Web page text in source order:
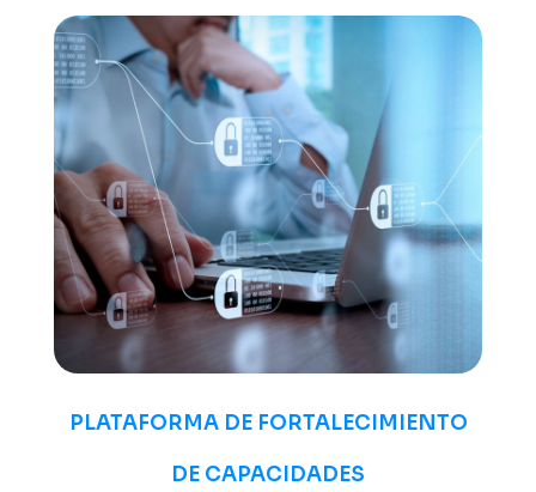
PLATAFORMA DE FORTALECIMIENTO
DE CAPACIDADES